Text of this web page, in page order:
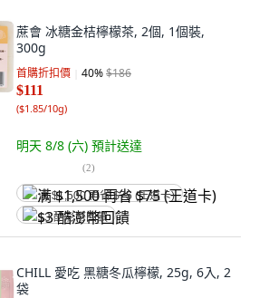
蔗會 冰糖金桔檸檬茶, 2個, 1個裝,
300g
首購折扣價 40%$186
$111
($1.85/10g)
明天 8/8 (六) 預計送達
(2)
满 $1,500 再省 $75 (王道卡)
$3 酷澎幣回饋
CHILL 愛吃 黑糖冬瓜檸檬, 25g, 6入, 2
袋